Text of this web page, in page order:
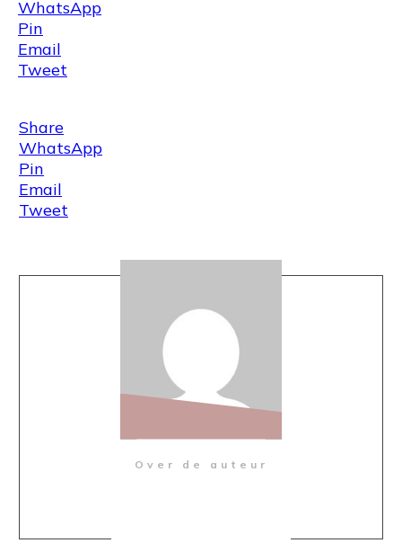
WhatsApp
Pin
Email
Tweet
Share
WhatsApp
Pin
Email
Tweet
Over de auteur